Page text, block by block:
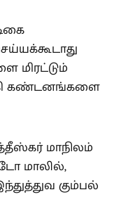
மிரட்டும்
கண்டனங்களை
மாநிலம்
மாலில்,
கும்பல்